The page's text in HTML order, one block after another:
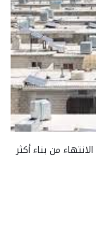
من بناء أكثر